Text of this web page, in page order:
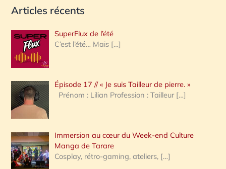
c
e
r
c
h
e
:
Articles récents
SuperFlux de l’été
C’est l’été… Mais […]
Épisode 17 // « Je suis Tailleur de pierre. »
Prénom : Lilian Profession : Tailleur […]
Immersion au cœur du Week-end Culture
Manga de Tarare
Cosplay, rétro-gaming, ateliers, […]